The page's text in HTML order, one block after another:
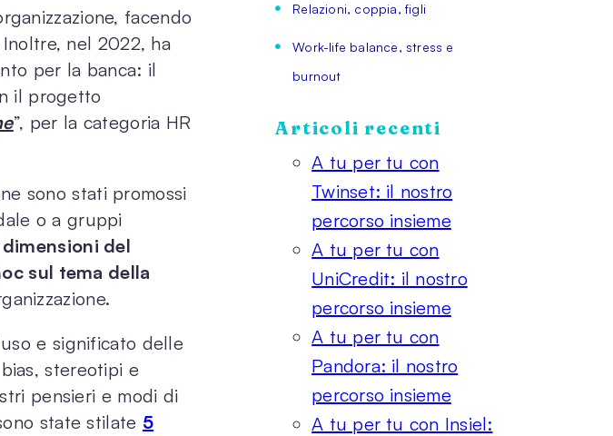
facendo
nel 2022, ha
per la banca: il
il progetto
”, per la categoria HR
sono stati promossi
o a gruppi
del
sul tema della
e significato delle
stereotipi e
pensieri e modi di
state stilate 5
Relazioni, coppia, figli
Work-life balance, stress e
burnout
Articoli recenti
A tu per tu con
Twinset: il nostro
percorso insieme
A tu per tu con
UniCredit: il nostro
percorso insieme
A tu per tu con
Pandora: il nostro
percorso insieme
A tu per tu con Insiel: